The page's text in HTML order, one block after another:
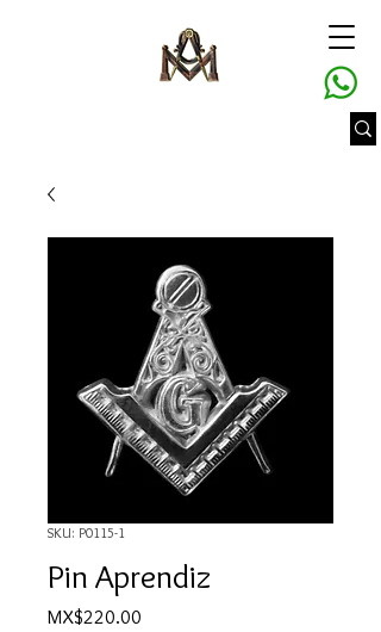
SKU: P0115-1
Pin Aprendiz
MX$220.00